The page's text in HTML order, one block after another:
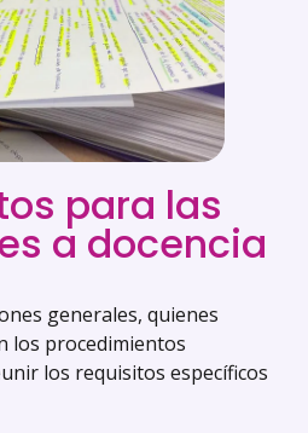
para las
a docencia
generales, quienes
los procedimientos
los requisitos específicos